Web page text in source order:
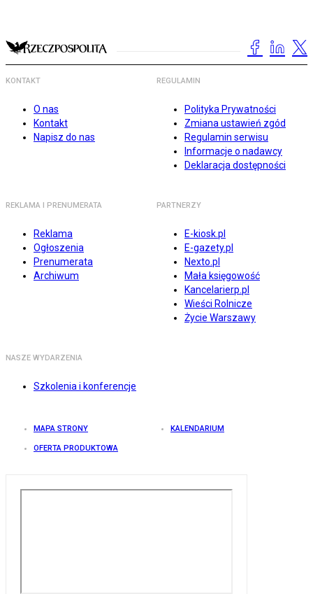
KONTAKT
O nas
Kontakt
Napisz do nas
REGULAMIN
Polityka Prywatności
Zmiana ustawień zgód
Regulamin serwisu
Informacje o nadawcy
Deklaracja dostępności
REKLAMA I PRENUMERATA
Reklama
Ogłoszenia
Prenumerata
Archiwum
PARTNERZY
E-kiosk.pl
E-gazety.pl
Nexto.pl
Mała księgowość
Kancelarierp.pl
Wieści Rolnicze
Życie Warszawy
NASZE WYDARZENIA
Szkolenia i konferencje
MAPA STRONY KALENDARIUM
OFERTA PRODUKTOWA